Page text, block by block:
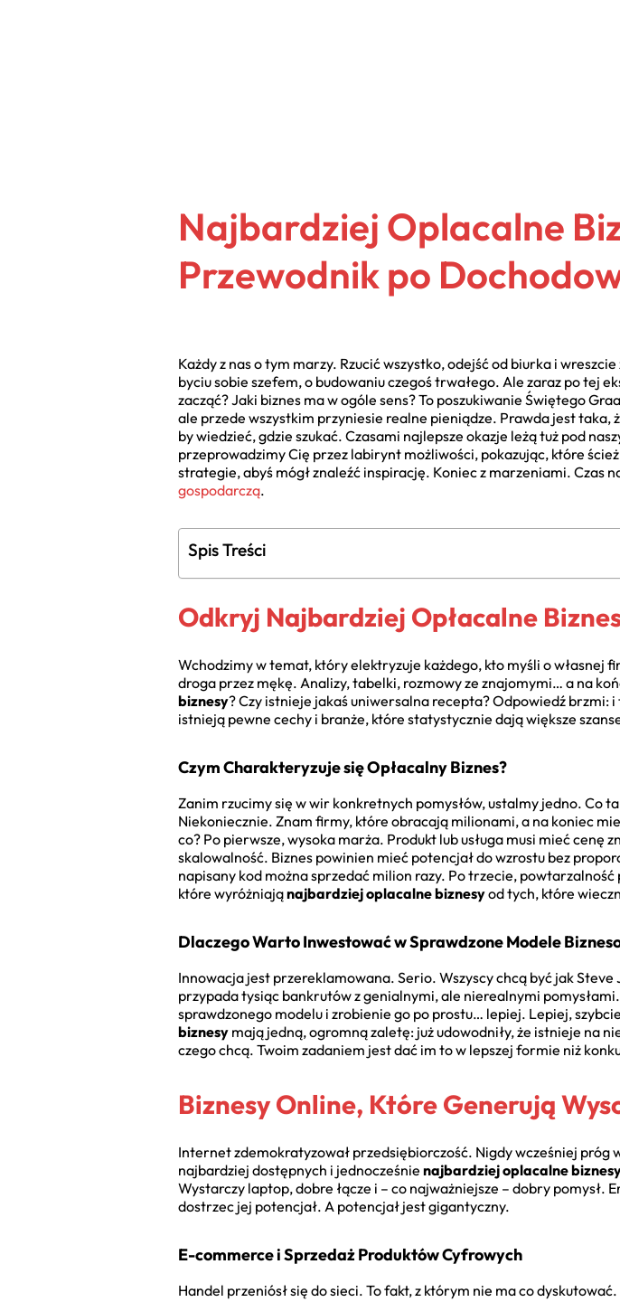
Najbardziej Oplacalne
Przewodnik po
Każdy z nas o tym marzy. Rzucić wszystko, odejść od biurka i
byciu sobie szefem, o budowaniu czegoś trwałego. Ale zaraz po tej
zacząć? Jaki biznes ma w ogóle sens? To poszukiwanie Świętego
ale przede wszystkim przyniesie realne pieniądze. Prawda jest
by wiedzieć, gdzie szukać. Czasami najlepsze okazje leżą tuż pod
przeprowadzimy Cię przez labirynt możliwości, pokazując, które
strategie, abyś mógł znaleźć inspirację. Koniec z marzeniami. Czas
gospodarczą.
Spis Treści
Odkryj Najbardziej Opłacalne
Wchodzimy w temat, który elektryzuje każdego, kto myśli o własnej
droga przez mękę. Analizy, tabelki, rozmowy ze znajomymi… a na
biznesy? Czy istnieje jakaś uniwersalna recepta? Odpowiedź brzmi:
istnieją pewne cechy i branże, które statystycznie dają większe
Czym Charakteryzuje się Opłacalny Biznes?
Zanim rzucimy się w wir konkretnych pomysłów, ustalmy jedno. Co
Niekoniecznie. Znam firmy, które obracają milionami, a na koniec
co? Po pierwsze, wysoka marża. Produkt lub usługa musi mieć
skalowalność. Biznes powinien mieć potencjał do wzrostu bez
napisany kod można sprzedać milion razy. Po trzecie,
które wyróżniająnajbardziej oplacalne biznesyod tych, które
Dlaczego Warto Inwestować w Sprawdzone Modele
Innowacja jest przereklamowana. Serio. Wszyscy chcą być jak
przypada tysiąc bankrutów z genialnymi, ale nierealnymi
sprawdzonego modelu i zrobienie go po prostu… lepiej. Lepiej,
biznesy mają jedną, ogromną zaletę: już udowodniły, że istnieje na
czego chcą. Twoim zadaniem jest dać im to w lepszej formie niż
Biznesy Online, Które Generują
Internet zdemokratyzował przedsiębiorczość. Nigdy wcześniej próg
najbardziej dostępnych i jednocześnie najbardziej oplacalne
Wystarczy laptop, dobre łącze i – co najważniejsze – dobry
dostrzec jej potencjał. A potencjał jest gigantyczny.
E-commerce i Sprzedaż Produktów Cyfrowych
Handel przeniósł się do sieci. To fakt, z którym nie ma co